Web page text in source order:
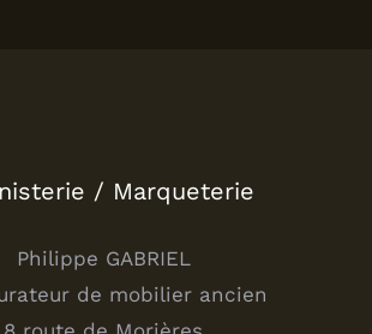
/ Marqueterie
Philippe GABRIEL
de mobilier ancien